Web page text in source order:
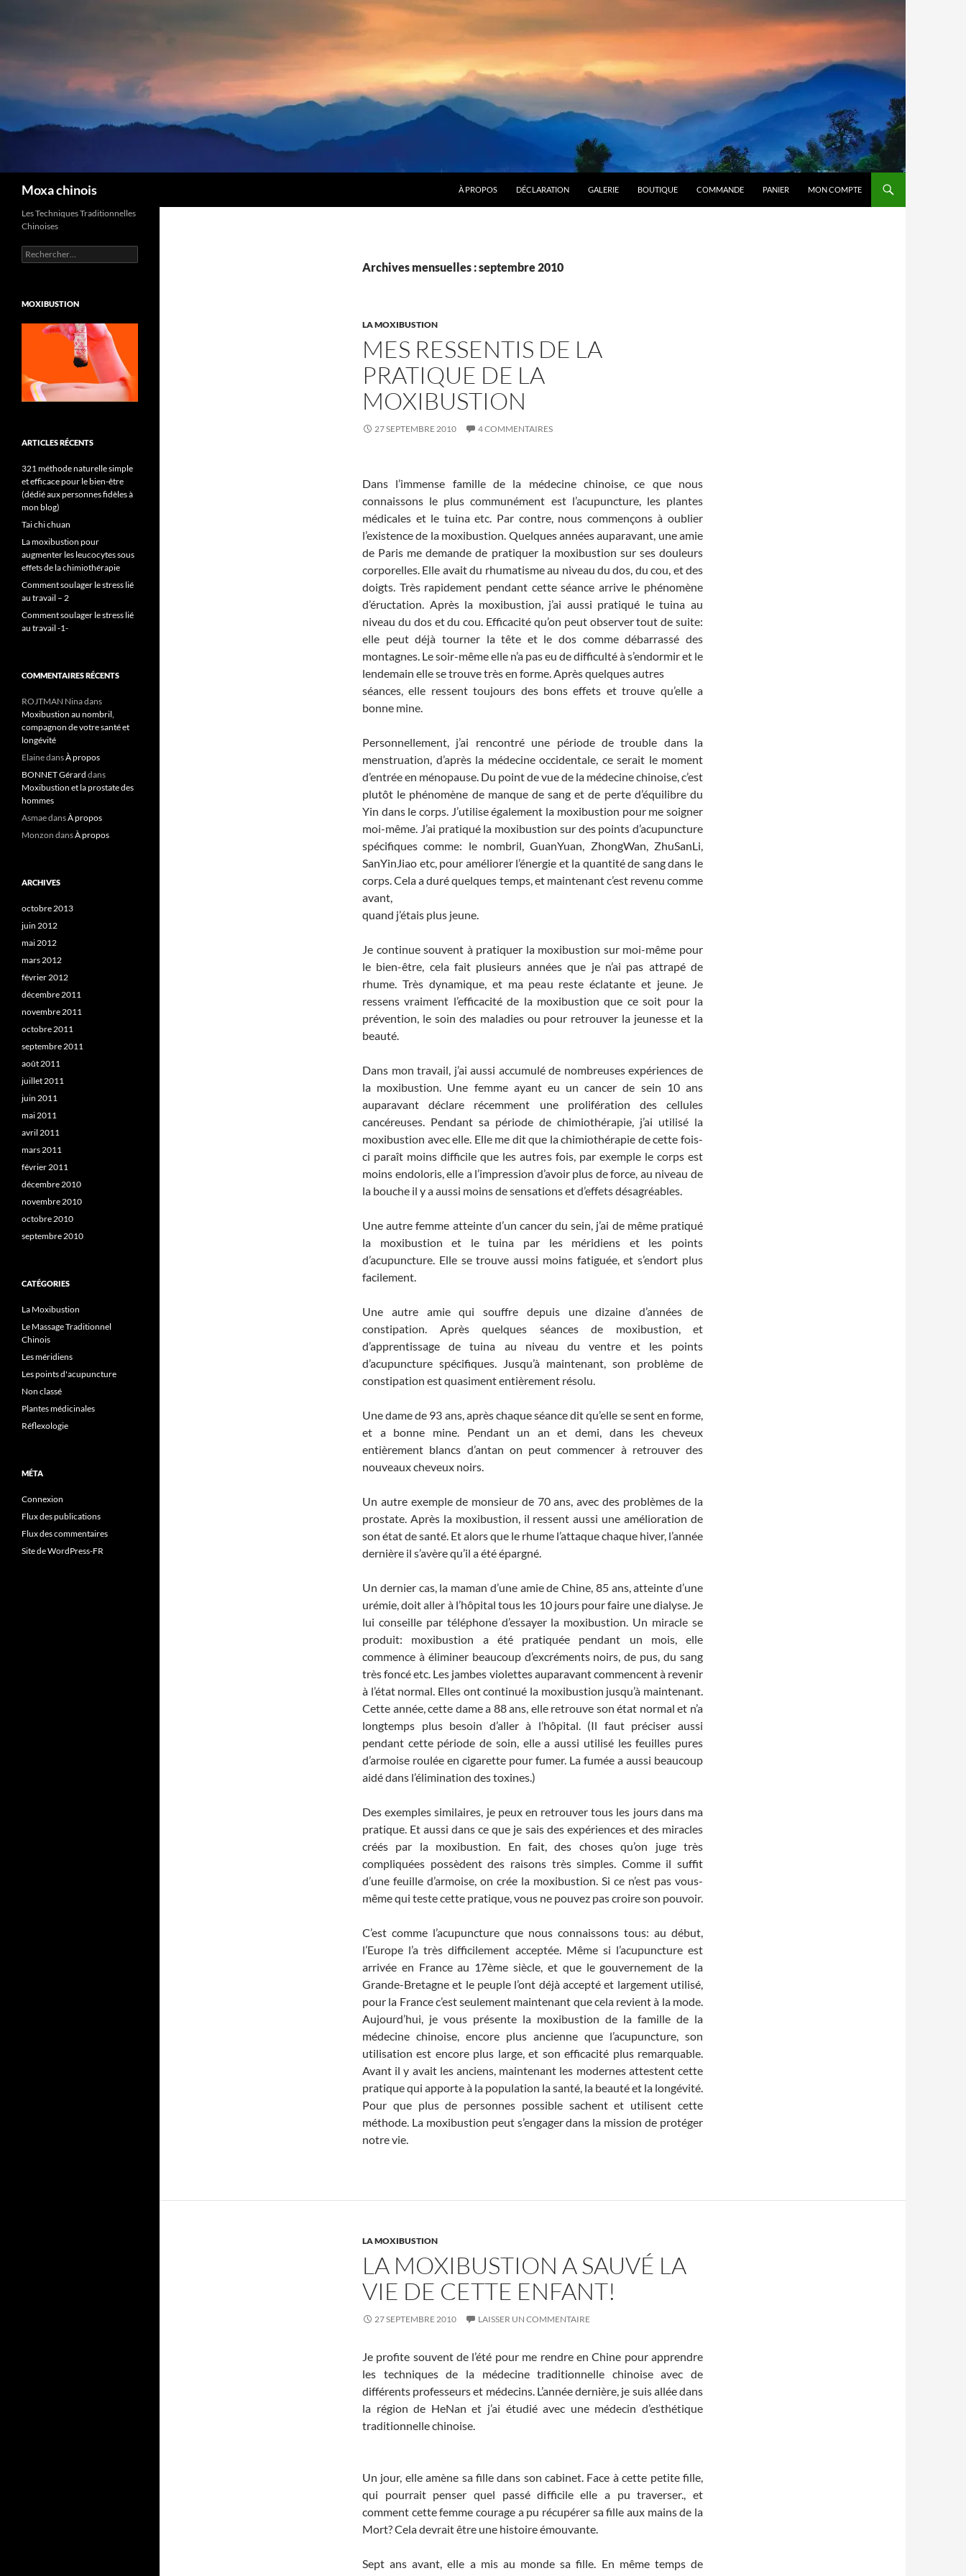
Moxa chinois
À PROPOS
DÉCLARATION GALERIE BOUTIQUE COMMANDE PANIER MON COMPTE
Archives mensuelles : septembre 2010
LA MOXIBUSTION
MES RESSENTIS DE LA
PRATIQUE DE LA
MOXIBUSTION
27 SEPTEMBRE 2010 4 COMMENTAIRES
Dans l’immense famille de la médecine chinoise, ce que nous
connaissons le plus communément est l’acupuncture, les plantes
médicales et le tuina etc. Par contre, nous commençons à oublier
l’existence de la moxibustion. Quelques années auparavant, une amie
de Paris me demande de pratiquer la moxibustion sur ses douleurs
corporelles. Elle avait du rhumatisme au niveau du dos, du cou, et des
doigts. Très rapidement pendant cette séance arrive le phénomène
d’éructation. Après la moxibustion, j’ai aussi pratiqué le tuina au
niveau du dos et du cou. Efficacité qu’on peut observer tout de suite:
elle peut déjà tourner la tête et le dos comme débarrassé des
montagnes. Le soir-même elle n’a pas eu de difficulté à s’endormir et le
lendemain elle se trouve très en forme. Après quelques autres
séances, elle ressent toujours des bons effets et trouve qu’elle a
bonne mine.
Personnellement, j’ai rencontré une période de trouble dans la
menstruation, d’après la médecine occidentale, ce serait le moment
d’entrée en ménopause. Du point de vue de la médecine chinoise, c’est
plutôt le phénomène de manque de sang et de perte d’équilibre du
Yin dans le corps. J’utilise également la moxibustion pour me soigner
moi-même. J’ai pratiqué la moxibustion sur des points d’acupuncture
spécifiques comme: le nombril, GuanYuan, ZhongWan, ZhuSanLi,
SanYinJiao etc, pour améliorer l’énergie et la quantité de sang dans le
corps. Cela a duré quelques temps, et maintenant c’est revenu comme
avant,
quand j’étais plus jeune.
Je continue souvent à pratiquer la moxibustion sur moi-même pour
le bien-être, cela fait plusieurs années que je n’ai pas attrapé de
rhume. Très dynamique, et ma peau reste éclatante et jeune. Je
ressens vraiment l’efficacité de la moxibustion que ce soit pour la
prévention, le soin des maladies ou pour retrouver la jeunesse et la
beauté.
Dans mon travail, j’ai aussi accumulé de nombreuses expériences de
la moxibustion. Une femme ayant eu un cancer de sein 10 ans
auparavant déclare récemment une prolifération des cellules
cancéreuses. Pendant sa période de chimiothérapie, j’ai utilisé la
moxibustion avec elle. Elle me dit que la chimiothérapie de cette fois-
ci paraît moins difficile que les autres fois, par exemple le corps est
moins endoloris, elle a l’impression d’avoir plus de force, au niveau de
la bouche il y a aussi moins de sensations et d’effets désagréables.
Une autre femme atteinte d’un cancer du sein, j’ai de même pratiqué
la moxibustion et le tuina par les méridiens et les points
d’acupuncture. Elle se trouve aussi moins fatiguée, et s’endort plus
facilement.
Une autre amie qui souffre depuis une dizaine d’années de
constipation. Après quelques séances de moxibustion, et
d’apprentissage de tuina au niveau du ventre et les points
d’acupuncture spécifiques. Jusqu’à maintenant, son problème de
constipation est quasiment entièrement résolu.
Une dame de 93 ans, après chaque séance dit qu’elle se sent en forme,
et a bonne mine. Pendant un an et demi, dans les cheveux
entièrement blancs d’antan on peut commencer à retrouver des
nouveaux cheveux noirs.
Un autre exemple de monsieur de 70 ans, avec des problèmes de la
prostate. Après la moxibustion, il ressent aussi une amélioration de
son état de santé. Et alors que le rhume l’attaque chaque hiver, l’année
dernière il s’avère qu’il a été épargné.
Un dernier cas, la maman d’une amie de Chine, 85 ans, atteinte d’une
urémie, doit aller à l’hôpital tous les 10 jours pour faire une dialyse. Je
lui conseille par téléphone d’essayer la moxibustion. Un miracle se
produit: moxibustion a été pratiquée pendant un mois, elle
commence à éliminer beaucoup d’excréments noirs, de pus, du sang
très foncé etc. Les jambes violettes auparavant commencent à revenir
à l’état normal. Elles ont continué la moxibustion jusqu’à maintenant.
Cette année, cette dame a 88 ans, elle retrouve son état normal et n’a
longtemps plus besoin d’aller à l’hôpital. (Il faut préciser aussi
pendant cette période de soin, elle a aussi utilisé les feuilles pures
d’armoise roulée en cigarette pour fumer. La fumée a aussi beaucoup
aidé dans l’élimination des toxines.)
Des exemples similaires, je peux en retrouver tous les jours dans ma
pratique. Et aussi dans ce que je sais des expériences et des miracles
créés par la moxibustion. En fait, des choses qu’on juge très
compliquées possèdent des raisons très simples. Comme il suffit
d’une feuille d’armoise, on crée la moxibustion. Si ce n’est pas vous-
même qui teste cette pratique, vous ne pouvez pas croire son pouvoir.
C’est comme l’acupuncture que nous connaissons tous: au début,
l’Europe l’a très difficilement acceptée. Même si l’acupuncture est
arrivée en France au 17ème siècle, et que le gouvernement de la
Grande-Bretagne et le peuple l’ont déjà accepté et largement utilisé,
pour la France c’est seulement maintenant que cela revient à la mode.
Aujourd’hui, je vous présente la moxibustion de la famille de la
médecine chinoise, encore plus ancienne que l’acupuncture, son
utilisation est encore plus large, et son efficacité plus remarquable.
Avant il y avait les anciens, maintenant les modernes attestent cette
pratique qui apporte à la population la santé, la beauté et la longévité.
Pour que plus de personnes possible sachent et utilisent cette
méthode. La moxibustion peut s’engager dans la mission de protéger
notre vie.
LA MOXIBUSTION
LA MOXIBUSTION A SAUVÉ LA
VIE DE CETTE ENFANT!
27 SEPTEMBRE 2010 LAISSER UN COMMENTAIRE
Je profite souvent de l’été pour me rendre en Chine pour apprendre
les techniques de la médecine traditionnelle chinoise avec de
différents professeurs et médecins. L’année dernière, je suis allée dans
la région de HeNan et j’ai étudié avec une médecin d’esthétique
traditionnelle chinoise.
Un jour, elle amène sa fille dans son cabinet. Face à cette petite fille,
qui pourrait penser quel passé difficile elle a pu traverser., et
comment cette femme courage a pu récupérer sa fille aux mains de la
Mort? Cela devrait être une histoire émouvante.
Sept ans avant, elle a mis au monde sa fille. En même temps de
Les Techniques Traditionnelles
Chinoises
Rechercher :
MOXIBUSTION
ARTICLES RÉCENTS
321 méthode naturelle simple
et efficace pour le bien-être
(dédié aux personnes fidèles à
mon blog)
Tai chi chuan
La moxibustion pour
augmenter les leucocytes sous
effets de la chimiothérapie
Comment soulager le stress lié
au travail – 2
Comment soulager le stress lié
au travail -1-
COMMENTAIRES RÉCENTS
ROJTMAN Ninadans
Moxibustion au nombril,
compagnon de votre santé et
longévité
ElainedansÀ propos
BONNET Gérard dans
Moxibustion et la prostate des
hommes
AsmaedansÀ propos
Monzon dansÀ propos
ARCHIVES
octobre 2013
juin 2012
mai 2012
mars 2012
février 2012
décembre 2011
novembre 2011
octobre 2011
septembre 2011
août 2011
juillet 2011
juin 2011
mai 2011
avril 2011
mars 2011
février 2011
décembre 2010
novembre 2010
octobre 2010
septembre 2010
CATÉGORIES
La Moxibustion
Le Massage Traditionnel
Chinois
Les méridiens
Les points d'acupuncture
Non classé
Plantes médicinales
Réflexologie
MÉTA
Connexion
Flux des publications
Flux des commentaires
Site de WordPress-FR